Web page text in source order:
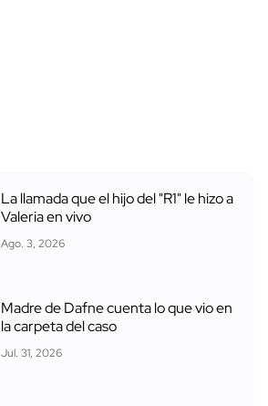
La llamada que el hijo del "R1" le hizo a
Valeria en vivo
Ago. 3, 2026
Madre de Dafne cuenta lo que vio en
la carpeta del caso
Jul. 31, 2026